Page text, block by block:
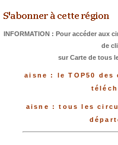
INFORMATION : Pour accéder aux
de
sur Carte de tous
aisne : le TOP50
aisne : tous les